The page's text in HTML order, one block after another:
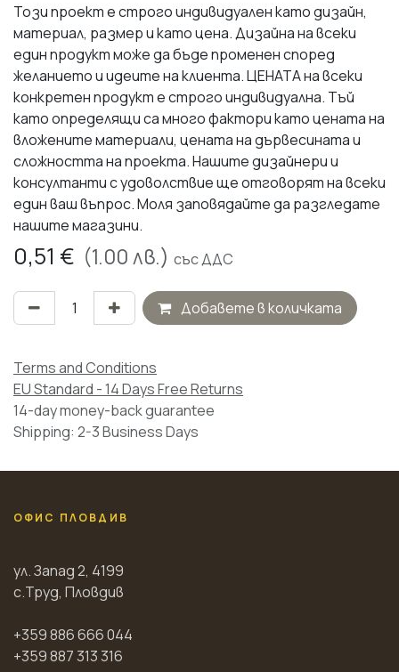
Този проект е строго индивидуален като дизайн,
материал, размер и като цена. Дизайна на всеки
един продукт може да бъде променен според
желанието и идеите на клиента. ЦЕНАТА на всеки
конкретен продукт е строго индивидуална. Тъй
като определящи са много фактори като цената на
вложените материали, цената на дървесината и
сложността на проекта. Нашите дизайнери и
консултанти с удоволствие ще отговорят на всеки
един ваш въпрос. Моля заповядайте да разгледате
нашите магазини.
0,51 € (1.00лв.) със ДДС
Добавете в количката
Terms and Conditions
EU Standard - 14 Days Free Returns
14-day money-back guarantee
Shipping: 2-3 Business Days
ОФИС ПЛОВДИВ
ул. Запад 2, 4199
с.Труд, Пловдив
+359 886 666 044
+359 887 313 316